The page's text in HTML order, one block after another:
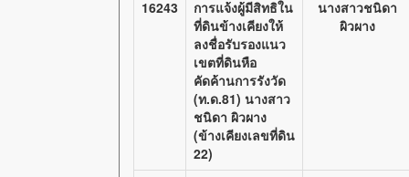
16243
การแจ้งผู้มีสิทธิใน
ที่ดินข้างเคียงให้
ลงชื่อรับรองแนว
เขตที่ดินหือ
คัดค้านการรังวัด
(ท.ด.81) นางสาว
ชนิดา ผิวผาง
(ข้างเคียงเลขที่ดิน
22)
นางสาวชนิดา
ผิวผาง